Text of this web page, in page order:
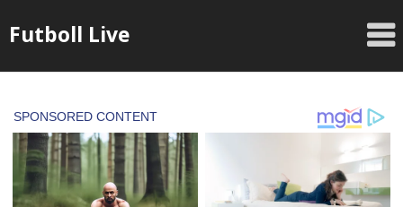
toFutboll Live